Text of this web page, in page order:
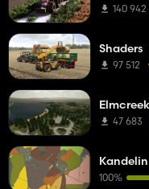
140 942
Shaders
97 512
47 683
Kandelin
100%